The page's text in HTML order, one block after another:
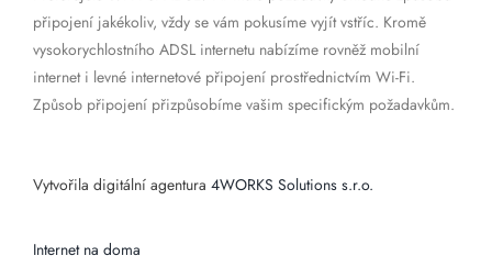
připojení jakékoliv, vždy se vám pokusíme vyjít vstříc. Kromě
vysokorychlostního ADSL internetu nabízíme rovněž mobilní
internet i levné internetové připojení prostřednictvím Wi-Fi.
Způsob připojení přizpůsobíme vašim specifickým požadavkům.
Vytvořila digitální agentura 4WORKS Solutions s.r.o.
Internet na doma